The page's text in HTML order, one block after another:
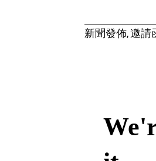
新聞發佈,邀請